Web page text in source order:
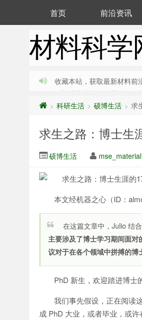
材料科学
首页 前沿资讯
欢迎进入材料科学世界，一
> 科研生活 > 硕博生活 > 求
求生之路：博士生
硕博生活 mse_material
本文经机器之心（ID：
在这篇文章中，Julio 结
主要涉及了博士学习期间面
议对于在各个领域中拼搏的博
PhD 新生，欢迎踏进博士
我们事先假设，正在阅读
成 PhD 大业，或者毕业，或